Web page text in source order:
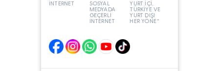
İNTERNET
SOSYAL
MEDYADA
GEÇERLİ
İNTERNET
YURT İÇİ,
TÜRKİYE VE
YURT DIŞI
HER YÖNE*